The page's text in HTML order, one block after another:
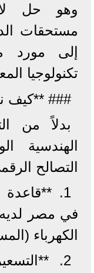
وهو حل
مستحقات
إلى مورد
تكنولوجيا
### **كيف
بدلاً من
الهندسية
التصالح
1.
في مصر
الكهرباء
2.